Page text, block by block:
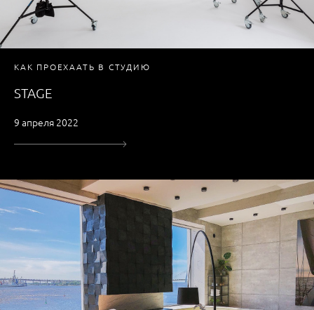
КАК ПРОЕХААТЬ В СТУДИЮ
STAGE
9 апреля 2022